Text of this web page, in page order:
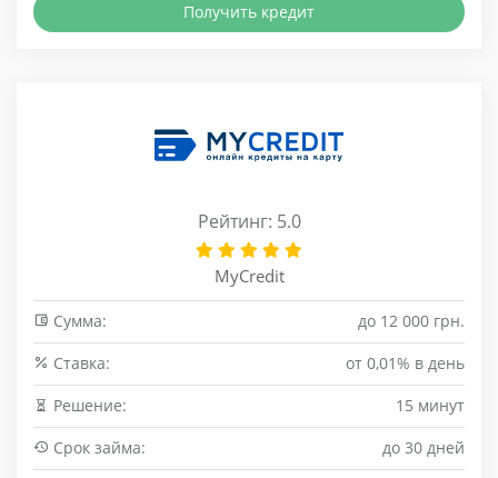
Получить кредит
Рейтинг: 5.0
MyCredit
Сумма:
до 12 000 грн.
Cтавка:
от 0,01% в день
Решение:
15 минут
Срок займа:
до 30 дней